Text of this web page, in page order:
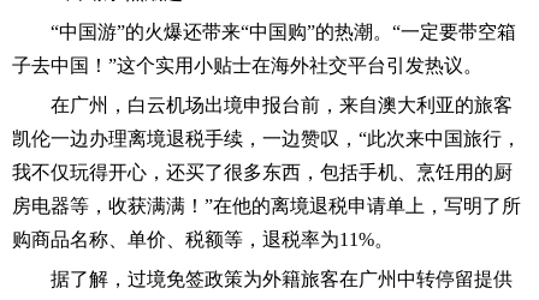
“中国游”的火爆还带来“中国购”的热潮。“一定要带空箱
子去中国！”这个实用小贴士在海外社交平台引发热议。
在广州，白云机场出境申报台前，来自澳大利亚的旅客
凯伦一边办理离境退税手续，一边赞叹，“此次来中国旅行，
我不仅玩得开心，还买了很多东西，包括手机、烹饪用的厨
房电器等，收获满满！”在他的离境退税申请单上，写明了所
购商品名称、单价、税额等，退税率为11%。
据了解，过境免签政策为外籍旅客在广州中转停留提供